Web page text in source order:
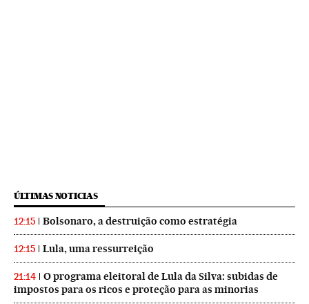
ÚLTIMAS NOTICIAS
12:15 Bolsonaro, a destruição como estratégia
12:15 Lula, uma ressurreição
21:14
O programa eleitoral de Lula da Silva: subidas de
impostos para os ricos e proteção para as minorias